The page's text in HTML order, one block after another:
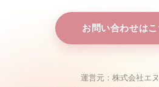
お問い合わせはこ
運営元：株式会社エ